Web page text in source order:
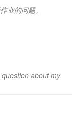
业的问题。
about my